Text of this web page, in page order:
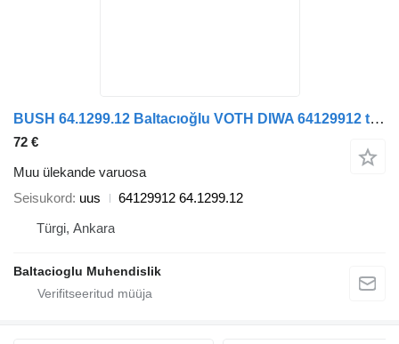
BUSH 64.1299.12 Baltacıoğlu VOTH DIWA 64129912 tüübi jaoks bussi
72 €
Muu ülekande varuosa
Seisukord uus
64129912 64.1299.12
Türgi, Ankara
Baltacioglu Muhendislik